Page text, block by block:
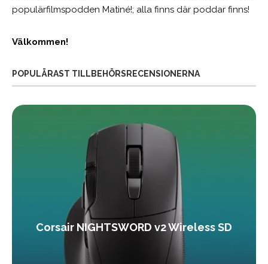
populärfilmspodden Matiné!; alla finns där poddar finns!
Välkommen!
POPULÄRAST TILLBEHÖRSRECENSIONERNA
Corsair NIGHTSWORD v2 Wireless SD